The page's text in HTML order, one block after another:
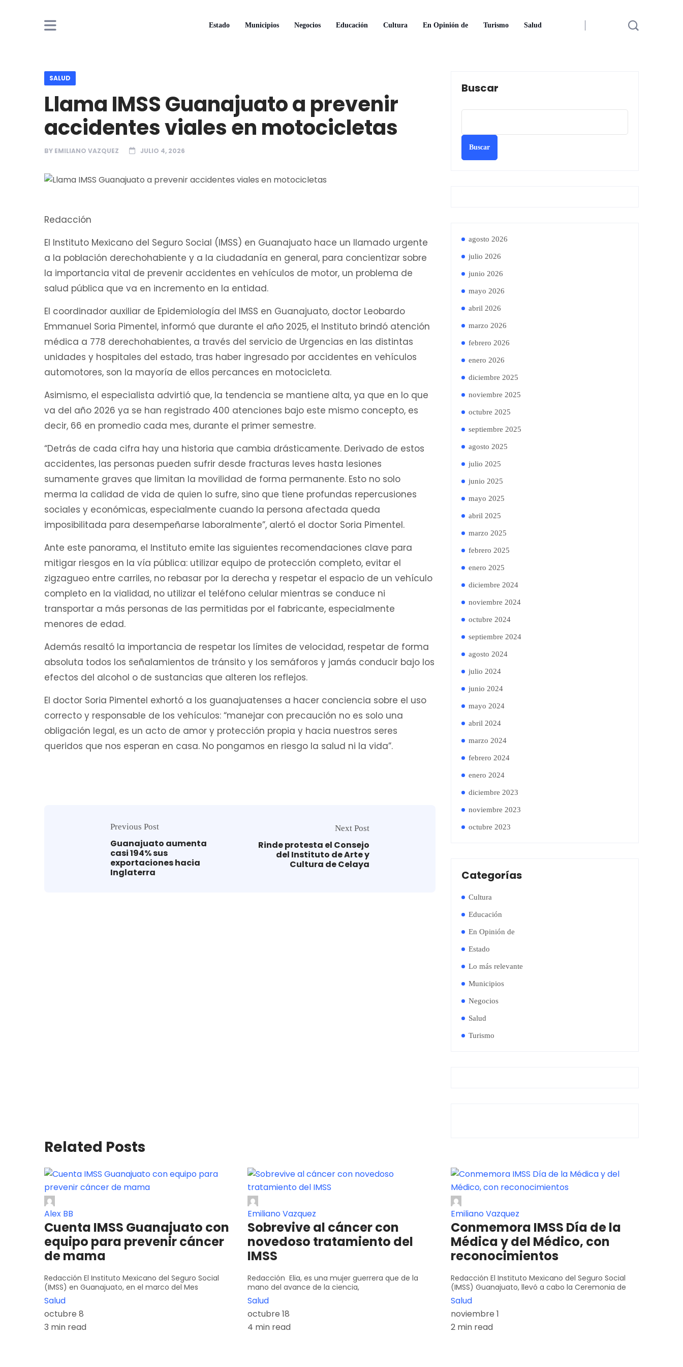
Estado Municipios Negocios Educación Cultura En Opinión de Turismo Salud
SALUD
Llama IMSS Guanajuato a prevenir
accidentes viales en motocicletas
BY EMILIANO VAZQUEZ JULIO 4, 2026
Redacción
El Instituto Mexicano del Seguro Social (IMSS) en Guanajuato hace un llamado urgente
a la población derechohabiente y a la ciudadanía en general, para concientizar sobre
la importancia vital de prevenir accidentes en vehículos de motor, un problema de
salud pública que va en incremento en la entidad.
El coordinador auxiliar de Epidemiología del IMSS en Guanajuato, doctor Leobardo
Emmanuel Soria Pimentel, informó que durante el año 2025, el Instituto brindó atención
médica a 778 derechohabientes, a través del servicio de Urgencias en las distintas
unidades y hospitales del estado, tras haber ingresado por accidentes en vehículos
automotores, son la mayoría de ellos percances en motocicleta.
Asimismo, el especialista advirtió que, la tendencia se mantiene alta, ya que en lo que
va del año 2026 ya se han registrado 400 atenciones bajo este mismo concepto, es
decir, 66 en promedio cada mes, durante el primer semestre.
“Detrás de cada cifra hay una historia que cambia drásticamente. Derivado de estos
accidentes, las personas pueden sufrir desde fracturas leves hasta lesiones
sumamente graves que limitan la movilidad de forma permanente. Esto no solo
merma la calidad de vida de quien lo sufre, sino que tiene profundas repercusiones
sociales y económicas, especialmente cuando la persona afectada queda
imposibilitada para desempeñarse laboralmente”, alertó el doctor Soria Pimentel.
Ante este panorama, el Instituto emite las siguientes recomendaciones clave para
mitigar riesgos en la vía pública: utilizar equipo de protección completo, evitar el
zigzagueo entre carriles, no rebasar por la derecha y respetar el espacio de un vehículo
completo en la vialidad, no utilizar el teléfono celular mientras se conduce ni
transportar a más personas de las permitidas por el fabricante, especialmente
menores de edad.
Además resaltó la importancia de respetar los límites de velocidad, respetar de forma
absoluta todos los señalamientos de tránsito y los semáforos y jamás conducir bajo los
efectos del alcohol o de sustancias que alteren los reflejos.
El doctor Soria Pimentel exhortó a los guanajuatenses a hacer conciencia sobre el uso
correcto y responsable de los vehículos: “manejar con precaución no es solo una
obligación legal, es un acto de amor y protección propia y hacia nuestros seres
queridos que nos esperan en casa. No pongamos en riesgo la salud ni la vida”.
Previous Post
Guanajuato aumenta
casi 194% sus
exportaciones hacia
Inglaterra
Next Post
Rinde protesta el Consejo
del Instituto de Arte y
Cultura de Celaya
Buscar
Buscar
agosto 2026
julio 2026
junio 2026
mayo 2026
abril 2026
marzo 2026
febrero 2026
enero 2026
diciembre 2025
noviembre 2025
octubre 2025
septiembre 2025
agosto 2025
julio 2025
junio 2025
mayo 2025
abril 2025
marzo 2025
febrero 2025
enero 2025
diciembre 2024
noviembre 2024
octubre 2024
septiembre 2024
agosto 2024
julio 2024
junio 2024
mayo 2024
abril 2024
marzo 2024
febrero 2024
enero 2024
diciembre 2023
noviembre 2023
octubre 2023
Categorías
Cultura
Educación
En Opinión de
Estado
Lo más relevante
Municipios
Negocios
Salud
Turismo
Related Posts
Alex BB
Cuenta IMSS Guanajuato con
equipo para prevenir cáncer
de mama
Redacción El Instituto Mexicano del Seguro Social
(IMSS) en Guanajuato, en el marco del Mes
Salud
octubre 8
3 min read
Emiliano Vazquez
Sobrevive al cáncer con
novedoso tratamiento del
IMSS
Redacción Elia, es una mujer guerrera que de la
mano del avance de la ciencia,
Salud
octubre 18
4 min read
Emiliano Vazquez
Conmemora IMSS Día de la
Médica y del Médico, con
reconocimientos
Redacción El Instituto Mexicano del Seguro Social
(IMSS) Guanajuato, llevó a cabo la Ceremonia de
Salud
noviembre 1
2 min read